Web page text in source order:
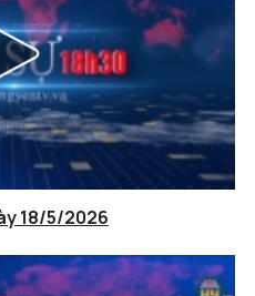
18/5/2026